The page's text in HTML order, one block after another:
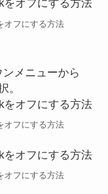
オフにする方法
メニューから
。
オフにする方法
オフにする方法